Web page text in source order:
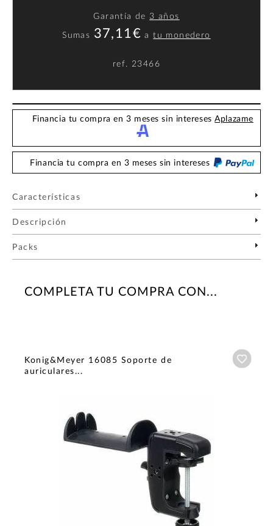
Garantía de 3 años
Sumas 37,11€ atu monedero
ref. 23466
Financia tu compra en 3 meses sin interesesAplazame
Financia tu compra en 3 meses sin intereses
Características
Descripción
Packs
COMPLETA TU COMPRA CON...
Konig&Meyer 16085 Soporte de
auriculares...